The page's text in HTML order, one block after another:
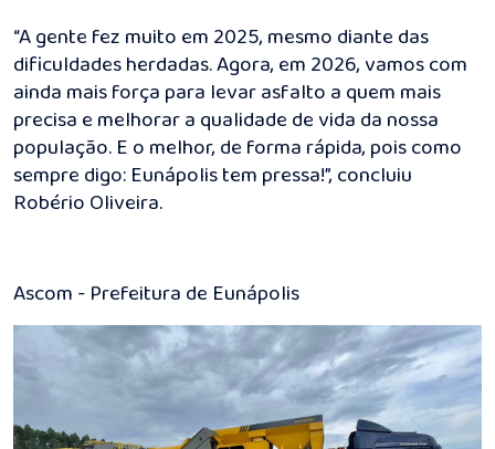
“A gente fez muito em 2025, mesmo diante das
dificuldades herdadas. Agora, em 2026, vamos com
ainda mais força para levar asfalto a quem mais
precisa e melhorar a qualidade de vida da nossa
população. E o melhor, de forma rápida, pois como
sempre digo: Eunápolis tem pressa!”, concluiu
Robério Oliveira.
Ascom - Prefeitura de Eunápolis